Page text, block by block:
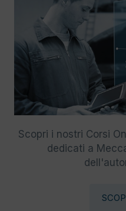
Scopri i nostri Corsi
dedicati a